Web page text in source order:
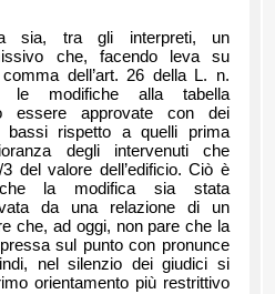
sia, tra gli interpreti, un
che, facendo leva su
dell’art. 26 della L. n.
le modifiche alla tabella
essere approvate con dei
bassi rispetto a quelli prima
degli intervenuti che
del valore dell’edificio. Ciò è
la modifica sia stata
da una relazione di un
che, ad oggi, non pare che la
sul punto con pronunce
nel silenzio dei giudici si
orientamento più restrittivo